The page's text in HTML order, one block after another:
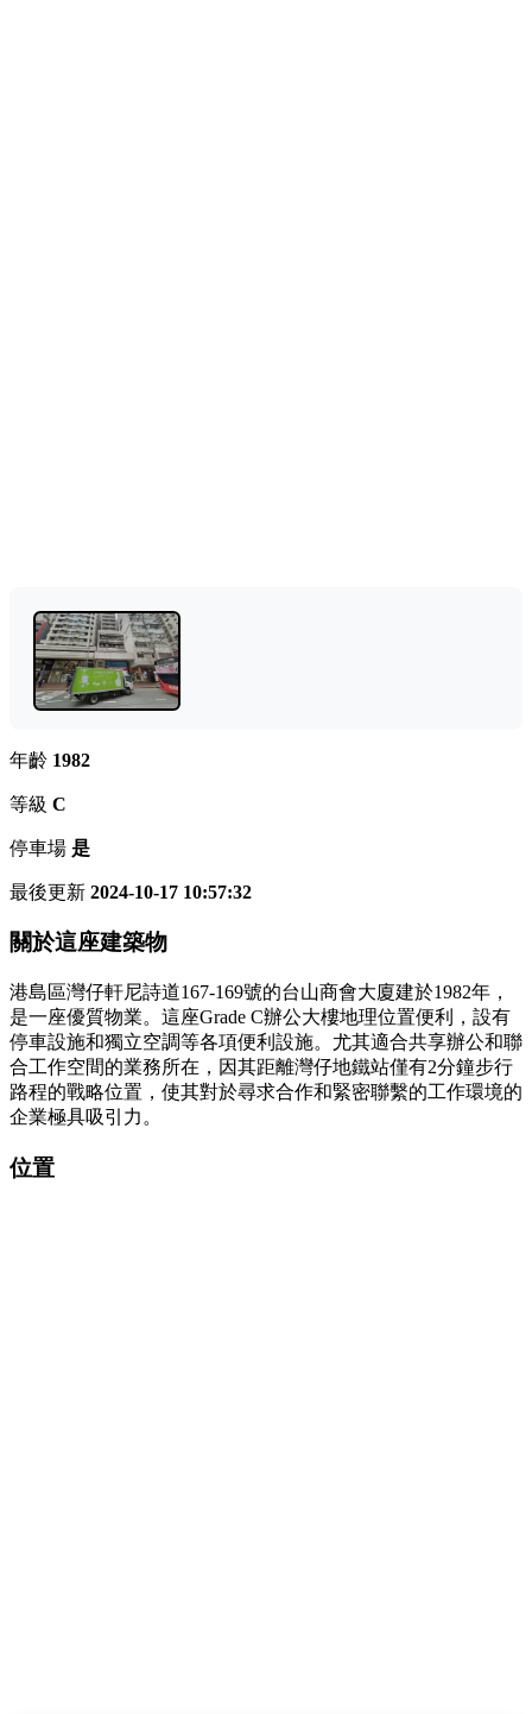
年齡 1982
等級 C
停車場 是
最後更新 2024-10-17 10:57:32
關於這座建築物
港島區灣仔軒尼詩道167-169號的台山商會大廈建於1982年，
是一座優質物業。這座Grade C辦公大樓地理位置便利，設有
停車設施和獨立空調等各項便利設施。尤其適合共享辦公和聯
合工作空間的業務所在，因其距離灣仔地鐵站僅有2分鐘步行
路程的戰略位置，使其對於尋求合作和緊密聯繫的工作環境的
企業極具吸引力。
位置